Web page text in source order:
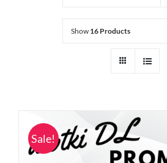
Show 16 Products
Sale!